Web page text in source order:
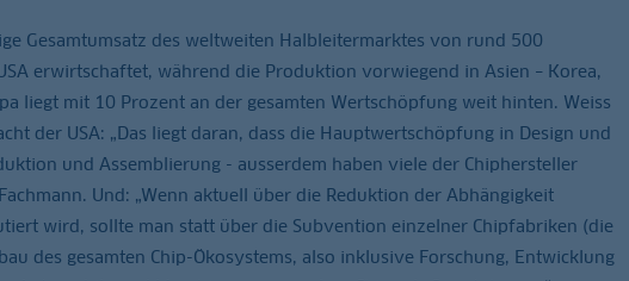
Gesamtumsatz des weltweiten Halbleitermarktes von rund 500
erwirtschaftet, während die Produktion vorwiegend in Asien – Korea,
liegt mit 10 Prozent an der gesamten Wertschöpfung weit hinten. Weiss
der USA: „Das liegt daran, dass die Hauptwertschöpfung in Design und
und Assemblierung - ausserdem haben viele der Chiphersteller
Und: „Wenn aktuell über die Reduktion der Abhängigkeit
wird, sollte man statt über die Subvention einzelner Chipfabriken (die
des gesamten Chip-Ökosystems, also inklusive Forschung, Entwicklung